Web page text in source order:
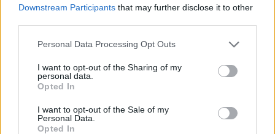
Downstream Participants that may further disclose it to other
Please note that this website/app uses one or more Google
not limited to your visit or usage behaviour. You may click to
grant or deny consent to Google and its third-party tags to
use your data for below specified purposes in below Google
consent section.
Personal Data Processing Opt Outs
I want to opt-out of the Sharing of my
personal data.
Opted In
I want to opt-out of the Sale of my
Personal Data.
Opted In
Continua a leggere